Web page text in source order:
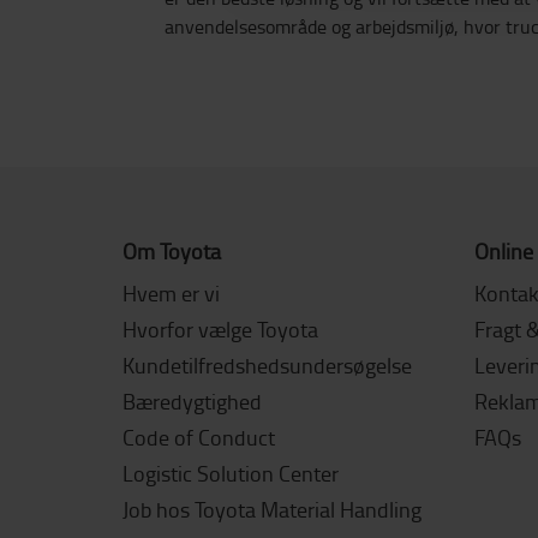
anvendelsesområde og arbejdsmiljø, hvor
Om Toyota
Hvem er vi
Hvorfor vælge Toyota
Kundetilfredshedsundersøgelse
Bæredygtighed
Code of Conduct
Logistic Solution Center
Job hos Toyota Material Handling
Fragt
FAQs